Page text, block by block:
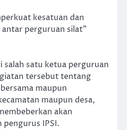
kesatuan dan
perguruan silat”
salah satu ketua perguruan
tersebut tentang
maupun
maupun desa,
akan
pengurus IPSI.